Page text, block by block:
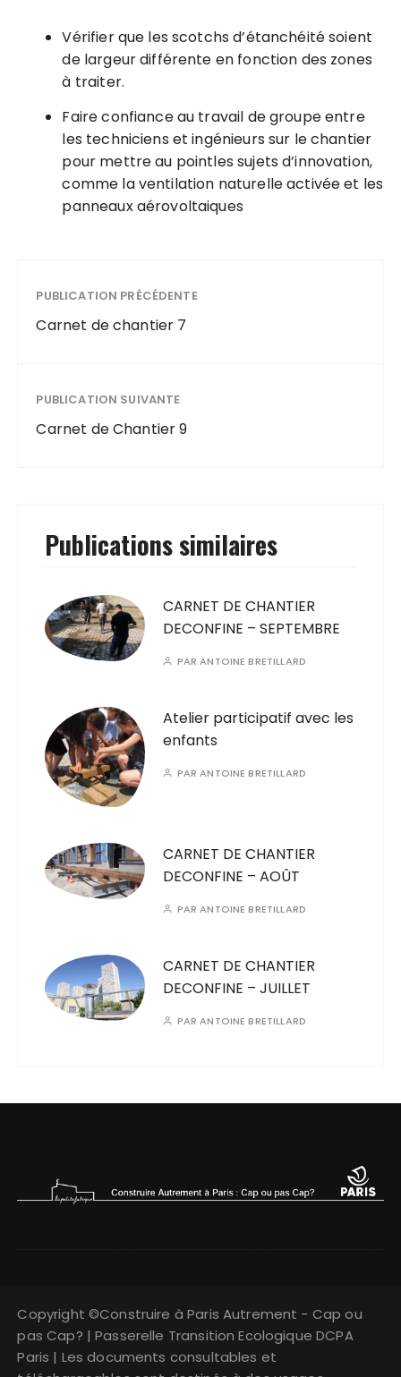
Vérifier que les scotchs d’étanchéité soient
de largeur différente en fonction des zones
à traiter.
Faire confiance au travail de groupe entre
les techniciens et ingénieurs sur le chantier
pour mettre au pointles sujets d’innovation,
comme la ventilation naturelle activée et les
panneaux aérovoltaiques
PUBLICATION PRÉCÉDENTE
Carnet de chantier 7
PUBLICATION SUIVANTE
Carnet de Chantier 9
Publications similaires
CARNET DE CHANTIER
DECONFINE – SEPTEMBRE
PARANTOINE BRETILLARD
Atelier participatif avec les
enfants
PARANTOINE BRETILLARD
CARNET DE CHANTIER
DECONFINE – AOÛT
PARANTOINE BRETILLARD
CARNET DE CHANTIER
DECONFINE – JUILLET
PARANTOINE BRETILLARD
Copyright ©Construire à Paris Autrement - Cap ou
pas Cap? | Passerelle Transition Ecologique DCPA
Paris | Les documents consultables et